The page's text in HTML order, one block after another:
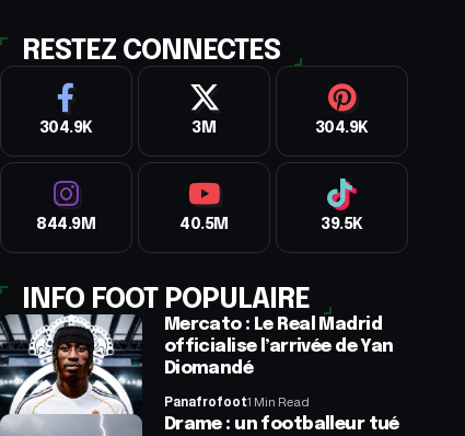
RESTEZ CONNECTES
304.9K 3M 304.9K
844.9M 40.5M 39.5K
INFO FOOT POPULAIRE
Mercato : Le Real Madrid
officialise l’arrivée de Yan
Diomandé
Panafrofoot1 Min Read
Drame : un footballeur tué